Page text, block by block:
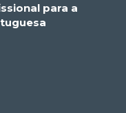
para a